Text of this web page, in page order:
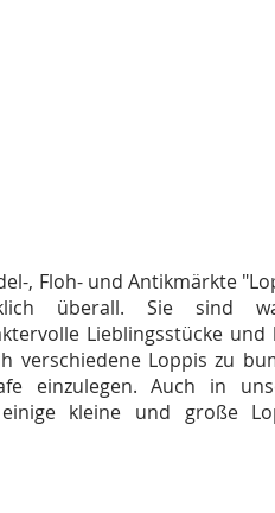
, Floh- und Antikmärkte
überall. Sie sind
Lieblingsstücke
verschiedene Loppis zu
einzulegen. Auch in
kleine und große